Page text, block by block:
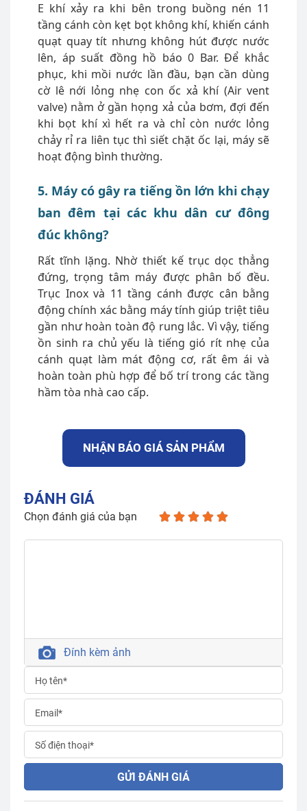
E khí xảy ra khi bên trong buồng nén 11
tầng cánh còn kẹt bọt không khí, khiến cánh
quạt quay tít nhưng không hút được nước
lên, áp suất đồng hồ báo 0 Bar. Để khắc
phục, khi mồi nước lần đầu, bạn cần dùng
cờ lê nới lỏng nhẹ con ốc xả khí (Air vent
valve) nằm ở gần họng xả của bơm, đợi đến
khi bọt khí xì hết ra và chỉ còn nước lỏng
chảy rỉ ra liên tục thì siết chặt ốc lại, máy sẽ
hoạt động bình thường.
5. Máy có gây ra tiếng ồn lớn khi chạy
ban đêm tại các khu dân cư đông
đúc không?
Rất tĩnh lặng. Nhờ thiết kế trục dọc thẳng
đứng, trọng tâm máy được phân bố đều.
Trục Inox và 11 tầng cánh được cân bằng
động chính xác bằng máy tính giúp triệt tiêu
gần như hoàn toàn độ rung lắc. Vì vậy, tiếng
ồn sinh ra chủ yếu là tiếng gió rít nhẹ của
cánh quạt làm mát động cơ, rất êm ái và
hoàn toàn phù hợp để bố trí trong các tầng
hầm tòa nhà cao cấp.
NHẬN BÁO GIÁ SẢN PHẨM
ĐÁNH GIÁ
Chọn đánh giá của bạn
Đính kèm ảnh
GỬI ĐÁNH GIÁ